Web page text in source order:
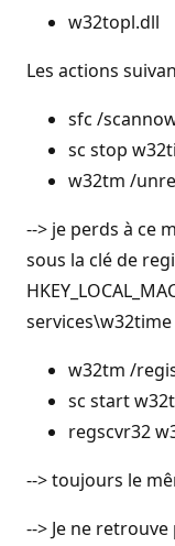
w32topl.dll
Les actions
sfc /
sc stop
w32tm /
--> je perds à ce
sous la clé de
services\w32time
w32tm /
sc start
regscvr32
--> toujours le
--> Je ne